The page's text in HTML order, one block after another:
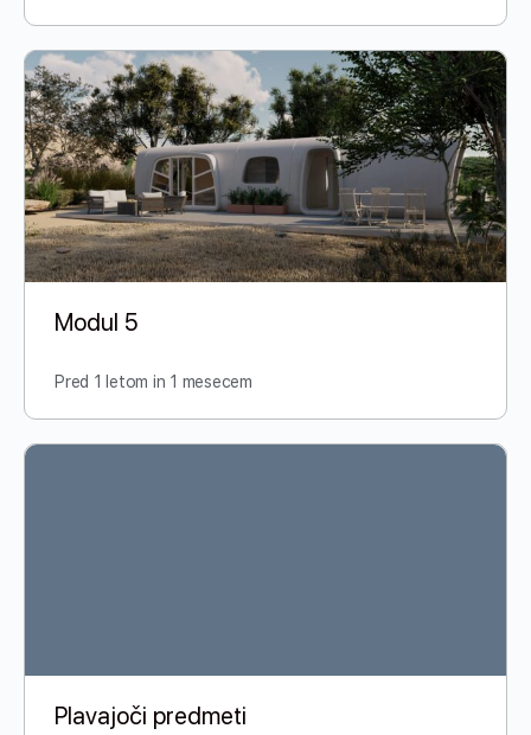
Modul 5
Pred 1 letom in 1 mesecem
Plavajoči predmeti